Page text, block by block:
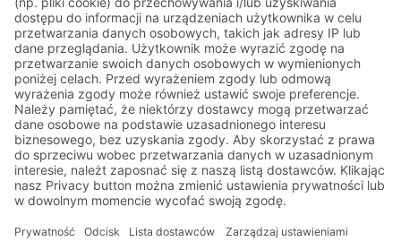
Zapisz się do newslettera
BITO już teraz:
Aktualności magazynowe i
logistyczne
Ekskluzywne rabaty
Innowacje
Zapisz się do newslettera